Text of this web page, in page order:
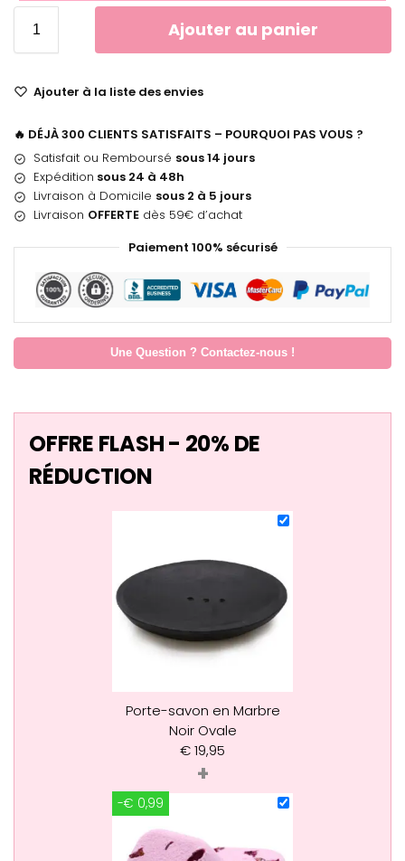
Ajouter au panier
Ajouter à la liste des envies
🔥 DÉJÀ 300 CLIENTS SATISFAITS – POURQUOI PAS VOUS ?
Satisfait ou Remboursé sous 14 jours
Expédition sous 24 à 48h
Livraison à Domicile sous 2 à 5 jours
Livraison OFFERTE dès 59€ d’achat
Paiement 100% sécurisé
Une Question ? Contactez-nous !
OFFRE FLASH - 20% DE
RÉDUCTION
Porte-savon en Marbre
Noir Ovale
€19,95
+
-€ 0,99